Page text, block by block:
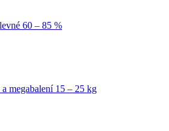
60 – 85 %
megabalení 15 – 25 kg